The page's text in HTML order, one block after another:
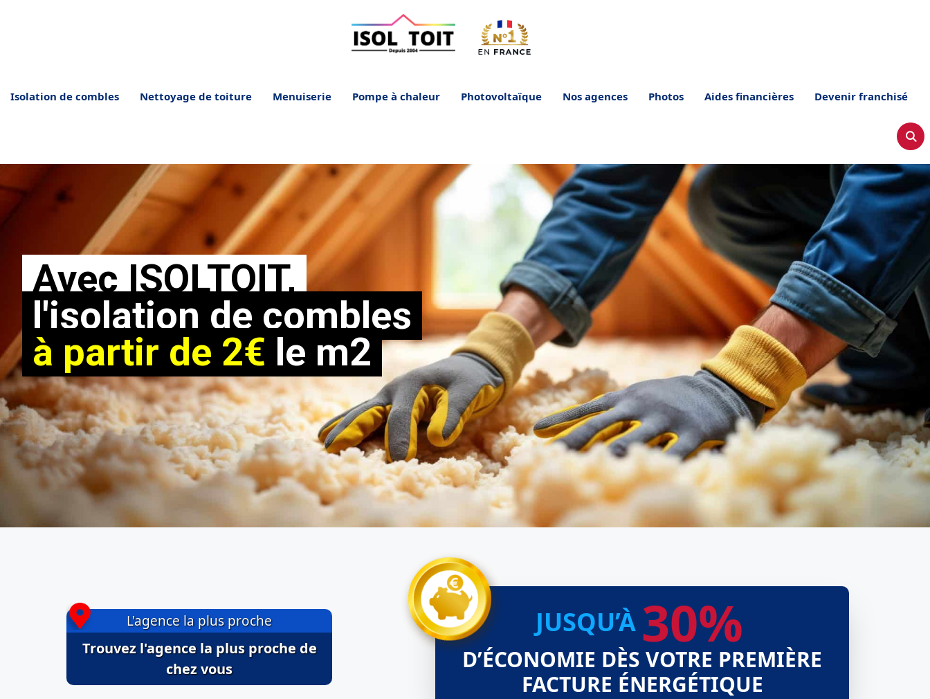
Isolation de combles Nettoyage de toiture Menuiserie Pompe à chaleur Photovoltaïque Nos agences Photos Aides financières Devenir franchisé
Avec ISOLTOIT,
l'isolation de combles
à partir de 2€ le m2
L'agence la plus proche
Trouvez l'agence la plus proche de
chez vous
JUSQU’À 30%
D’ÉCONOMIE DÈS VOTRE PREMIÈRE
FACTURE ÉNERGÉTIQUE